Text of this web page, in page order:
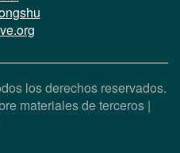
los derechos reservados.
materiales de terceros |